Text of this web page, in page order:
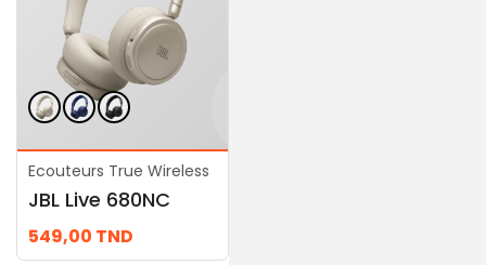
Ecouteurs True Wireless
JBL Live 680NC
549,00 TND